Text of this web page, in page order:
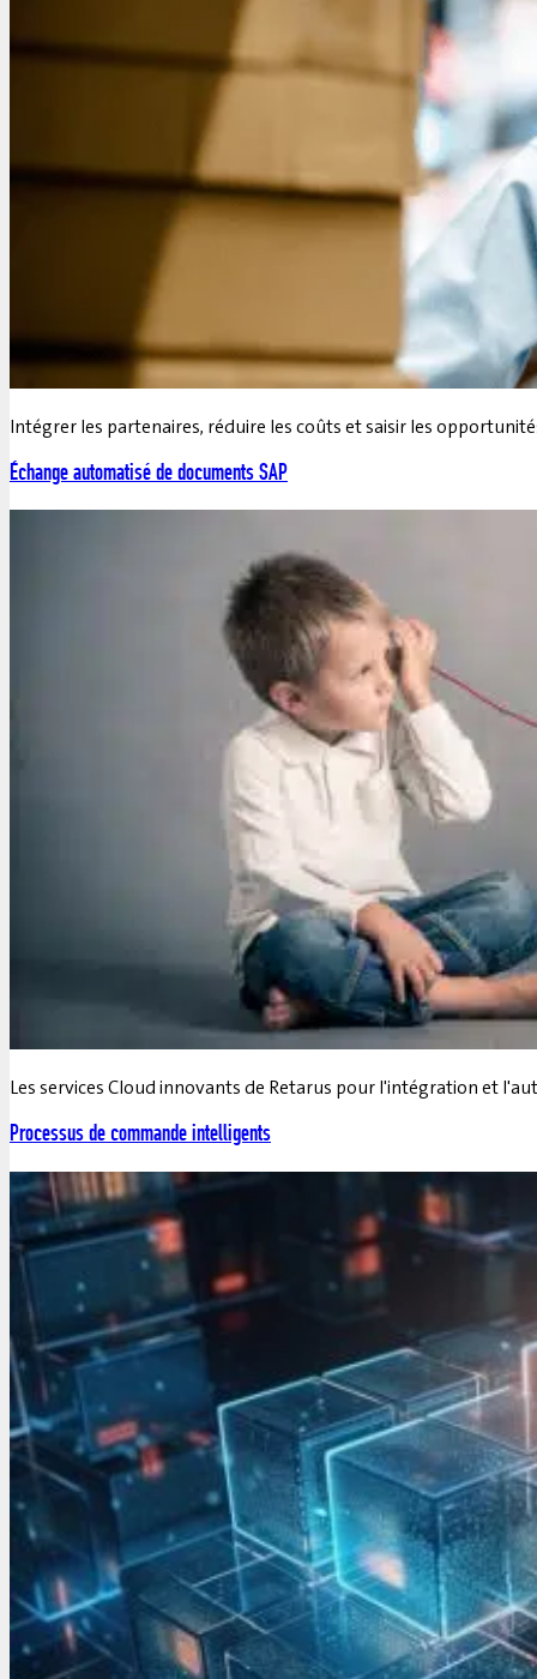
Intégrer les partenaires, réduire les coûts et saisir les
Échange automatisé de documents SAP
Les services Cloud innovants de Retarus pour l'intégration et
Processus de commande intelligents